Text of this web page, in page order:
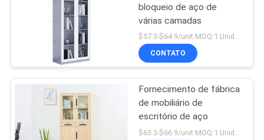
bloqueio de aço de
várias camadas
$57.3-$64.9/unit MOQ:1 Unidade
CONTATO
Fornecimento de fábrica
de mobiliário de
escritório de aço
$63.3-$66.9/unit MOQ:1 Unidade